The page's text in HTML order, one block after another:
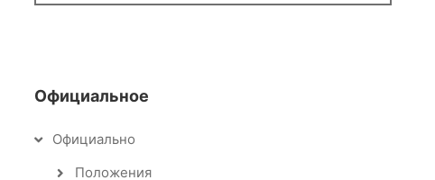
Официальное
Официально
Положения